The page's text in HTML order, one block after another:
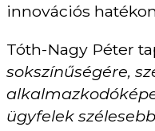
innovációs
Tóth-Nagy Péter
sokszínűségére,
ügyfelek